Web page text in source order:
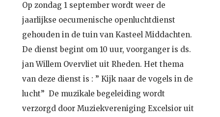
Op zondag 1 september wordt weer de
jaarlijkse oecumenische openluchtdienst
gehouden in de tuin van Kasteel Middachten.
De dienst begint om 10 uur, voorganger is ds.
jan Willem Overvliet uit Rheden. Het thema
van deze dienst is : ” Kijk naar de vogels in de
lucht” De muzikale begeleiding wordt
verzorgd door Muziekvereniging Excelsior uit